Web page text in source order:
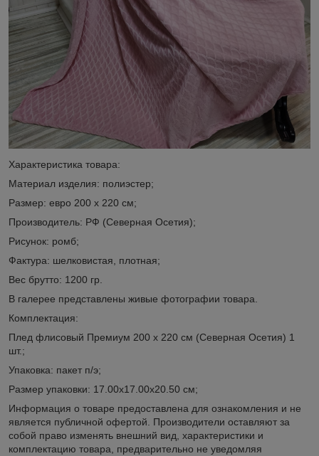
Характеристика товара:
Материал изделия: полиэстер;
Размер: евро 200 х 220 см;
Производитель: РФ (Северная Осетия);
Рисунок: ромб;
Фактура: шелковистая, плотная;
Вес брутто: 1200 гр.
В галерее представлены живые фотографии товара.
Комплектация:
Плед флисовый Премиум 200 х 220 см (Северная Осетия) 1
шт.;
Упаковка: пакет п/э;
Размер упаковки: 17.00х17.00х20.50 см;
Информация о товаре предоставлена для ознакомления и не
является публичной офертой. Производители оставляют за
собой право изменять внешний вид, характеристики и
комплектацию товара, предварительно не уведомляя